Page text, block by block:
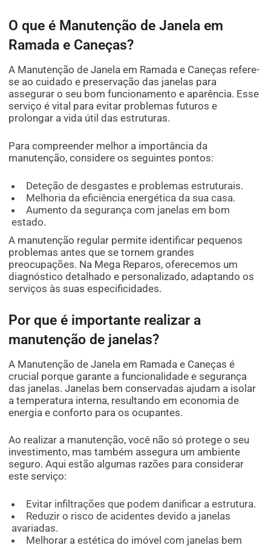
O que é Manutenção de Janela em
Ramada e Caneças?
A Manutenção de Janela em Ramada e Caneças refere-
se ao cuidado e preservação das janelas para
assegurar o seu bom funcionamento e aparência. Esse
serviço é vital para evitar problemas futuros e
prolongar a vida útil das estruturas.
Para compreender melhor a importância da
manutenção, considere os seguintes pontos:
Deteção de desgastes e problemas estruturais.
Melhoria da eficiência energética da sua casa.
Aumento da segurança com janelas em bom
estado.
A manutenção regular permite identificar pequenos
problemas antes que se tornem grandes
preocupações. Na Mega Reparos, oferecemos um
diagnóstico detalhado e personalizado, adaptando os
serviços às suas especificidades.
Por que é importante realizar a
manutenção de janelas?
A Manutenção de Janela em Ramada e Caneças é
crucial porque garante a funcionalidade e segurança
das janelas. Janelas bem conservadas ajudam a isolar
a temperatura interna, resultando em economia de
energia e conforto para os ocupantes.
Ao realizar a manutenção, você não só protege o seu
investimento, mas também assegura um ambiente
seguro. Aqui estão algumas razões para considerar
este serviço:
Evitar infiltrações que podem danificar a estrutura.
Reduzir o risco de acidentes devido a janelas
avariadas.
Melhorar a estética do imóvel com janelas bem